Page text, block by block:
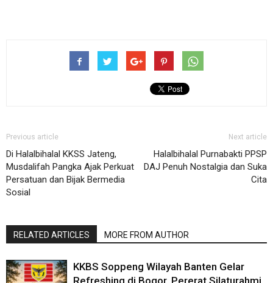
Previous article
Di Halalbihalal KKSS Jateng,
Musdalifah Pangka Ajak Perkuat
Persatuan dan Bijak Bermedia
Sosial
Next article
Halalbihalal Purnabakti PPSP
DAJ Penuh Nostalgia dan Suka
Cita
RELATED ARTICLES MORE FROM AUTHOR
KKBS Soppeng Wilayah Banten Gelar
Refreshing di Bogor, Pererat Silaturahmi